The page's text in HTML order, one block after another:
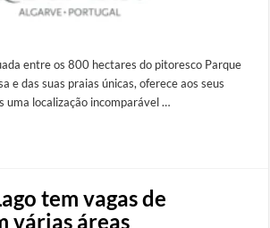
entre os 800 hectares do pitoresco Parque
e das suas praias únicas, oferece aos seus
uma localização incomparável …
tem vagas de
várias áreas